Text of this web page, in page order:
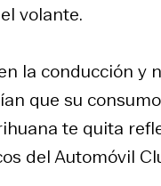
volante.
la conducción y
que su
te quita
del Automóvil